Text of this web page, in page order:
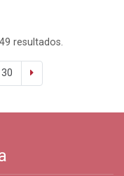
resultados.
30